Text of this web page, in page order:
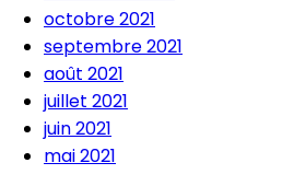
octobre 2021
septembre 2021
août 2021
juillet 2021
juin 2021
mai 2021